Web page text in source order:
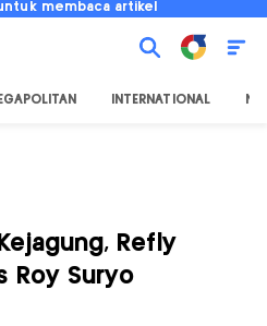
membaca artikel
INTERNATIONAL
Refly
Roy Suryo